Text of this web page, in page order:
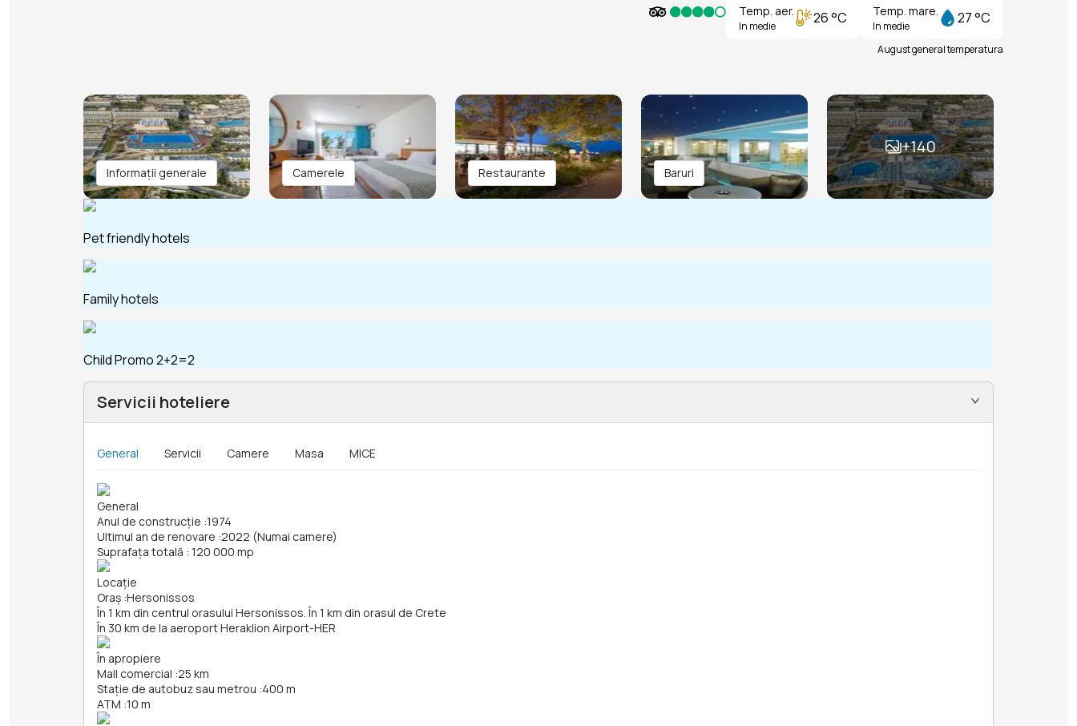
Temp. aer.
In medie 26 °C Temp. mare.
In medie 27 °C
August general temperatura
Informații generale Camerele Restaurante Baruri
+140
Pet friendly hotels
Family hotels
Child Promo 2+2=2
Servicii hoteliere
General Servicii Camere Masa MICE
General
Anul de construcție :1974
Ultimul an de renovare :2022 (Numai camere)
Suprafața totală : 120 000 mp
Locație
Oraș :Hersonissos
În 1 km din centrul orasului Hersonissos. În 1 km din orasul de Crete
În 30 km de la aeroport Heraklion Airport-HER
În apropiere
Mall comercial :25 km
Stație de autobuz sau metrou :400 m
ATM :10 m